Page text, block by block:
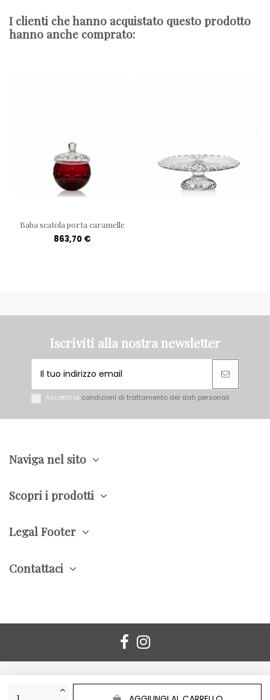
I clienti che hanno acquistato questo prodotto
hanno anche comprato:
Baba scatola porta caramelle
863,70 €
Iscriviti alla nostra newsletter
Accetto le condizioni di trattamento dei dati personali
Naviga nel sito
Scopri i prodotti
Legal Footer
Contattaci